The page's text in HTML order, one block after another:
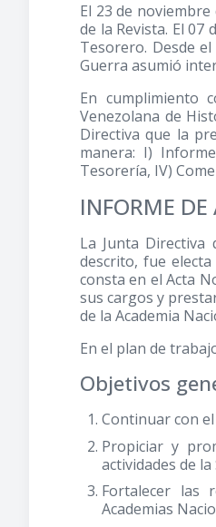
El 23 de
de la Revista. El 07
Tesorero. Desde
Guerra asumió
En cumplimiento
Venezolana de
Directiva que la
manera: I)
Tesorería, IV)
INFORME
La Junta Directiva
descrito, fue
consta en el Acta
sus cargos y
de la Academia
En el plan de
Objetivos
Continuar con
Propiciar y
actividades de la
Fortalecer las
Academias